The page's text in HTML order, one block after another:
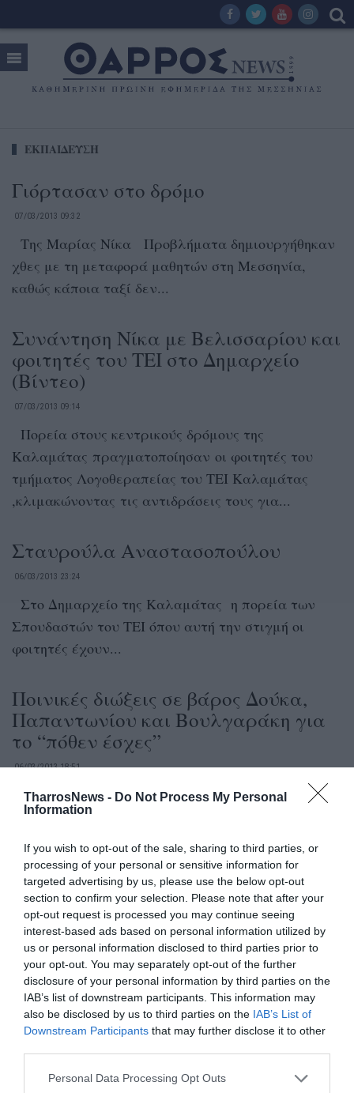
TharrosNews - Do Not Process My Personal
Information
If you wish to opt-out of the sale, sharing to third parties, or
processing of your personal or sensitive information for
targeted advertising by us, please use the below opt-out
section to confirm your selection. Please note that after your
opt-out request is processed you may continue seeing
interest-based ads based on personal information utilized by
us or personal information disclosed to third parties prior to
your opt-out. You may separately opt-out of the further
disclosure of your personal information by third parties on the
IAB’s list of downstream participants. This information may
also be disclosed by us to third parties on the IAB’s List of
Downstream Participants that may further disclose it to other
Personal Data Processing Opt Outs
ΕΚΠΑΙΔΕΥΣΗ
Γιόρτασαν στο δρόμο
07/03/2013 09:32
Της Μαρίας Νίκα Προβλήματα δημιουργήθηκαν
χθες με τη μεταφορά μαθητών στη Μεσσηνία,
καθώς κάποια ταξί δεν...
Συνάντηση Νίκα με Βελισσαρίου και
φοιτητές του ΤΕΙ στο Δημαρχείο
(Βίντεο)
07/03/2013 09:14
Πορεία στους κεντρικούς δρόμους της
Καλαμάτας πραγματοποίησαν οι φοιτητές του
τμήματος Λογοθεραπείας του ΤΕΙ Καλαμάτας
,κλιμακώνοντας τις αντιδράσεις τους για...
Σταυρούλα Αναστασοπούλου
06/03/2013 23:24
Στο Δημαρχείο της Καλαμάτας η πορεία των
Σπουδαστών του ΤΕΙ όπου αυτή την στιγμή οι
φοιτητές έχουν...
Ποινικές διώξεις σε βάρος Δούκα,
Παπαντωνίου και Βουλγαράκη για
το “πόθεν έσχες”
06/03/2013 18:51
Ο SENIOR DESIGN ARCHITECT ΤΩΝ HENNING
LARSEN ARCHITECTS ΣΤΟ «ΘΑΡΡΟΣ»
Βραβεία για «Mani Blauel» και «Λάδι
Βιώσας» στο διαγωνισμό της
«Ελαιοτεχνίας»
Το Σάββατο στο 1ο Λύκειο Καλαμάτας Στο 1ο
Λύκειο Καλαμάτας θα διεξαχθεί το Σάββατο 9
Μαρτίου,...
6-3-2013